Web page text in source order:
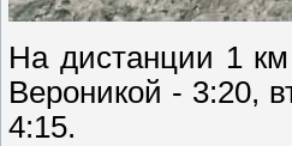
На дистанции 1
Вероникой - 3:20,
4:15.